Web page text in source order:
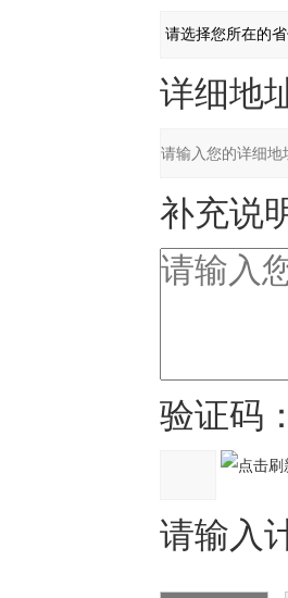
详细地址
补充说明
验证码
请输入计